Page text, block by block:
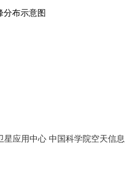
分布示意图
星应用中心 中国科学院空天信息